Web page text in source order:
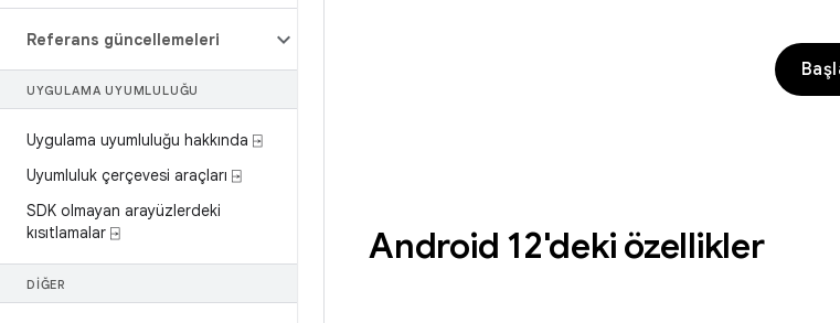
Referans güncellemeleri
UYGULAMA UYUMLULUĞU
Uygulama uyumluluğu hakkında ⍈
Uyumluluk çerçevesi araçları ⍈
SDK olmayan arayüzlerdeki
kısıtlamalar ⍈
DIĞER
Android 12'deki özellikler